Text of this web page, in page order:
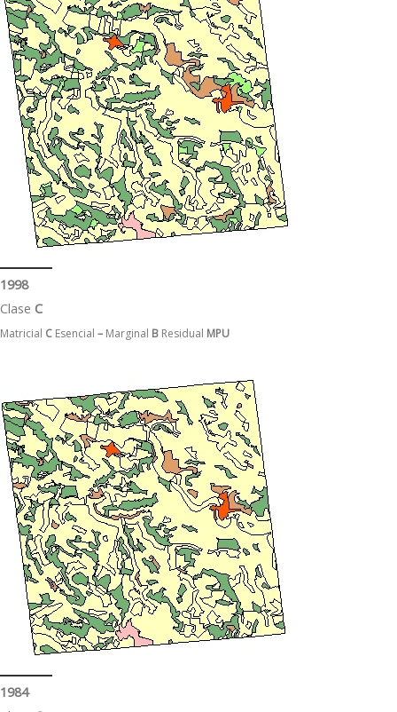
1998
Clase C
Matricial C Esencial – Marginal B Residual MPU
1984